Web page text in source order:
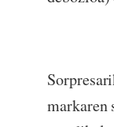
markaren